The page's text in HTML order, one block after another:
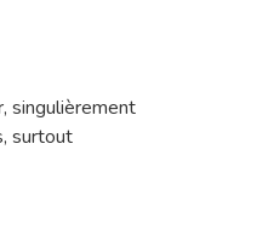
singulièrement
surtout